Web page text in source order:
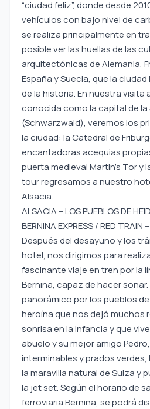
“ciudad feliz”, donde desde
vehículos con bajo nivel de
se realiza principalmente en
posible ver las huellas de las
arquitectónicas de Alemania,
España y Suecia, que la
de la historia. En nuestra visita
conocida como la capital de la
(Schwarzwald), veremos los
la ciudad: la Catedral de
encantadoras acequias
puerta medieval Martin’s Tor y
tour regresamos a nuestro
Alsacia.
ALSACIA – LOS PUEBLOS DE
BERNINA EXPRESS / RED TRAIN
Después del desayuno y los
hotel, nos dirigimos para
fascinante viaje en tren por la
Bernina, capaz de hacer
panorámico por los pueblos
heroína que nos dejó muchos
sonrisa en la infancia y que
abuelo y su mejor amigo
interminables y prados verdes,
la maravilla natural de Suiza y
la jet set. Según el horario de
ferroviaria Bernina, se podrá